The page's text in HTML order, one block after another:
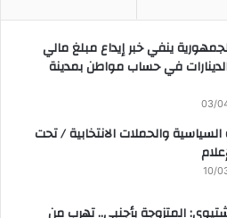
ينفي خبر إيداع مبلغ مالي
في حساب مواطن بمدينة
03/
السياسية والحملات الانتخابية / تحت
10/